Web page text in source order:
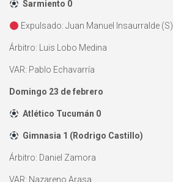
Sarmiento 0
Expulsado: Juan Manuel Insaurralde (S)
Árbitro: Luis Lobo Medina
VAR: Pablo Echavarría
Domingo 23 de febrero
Atlético Tucumán 0
Gimnasia 1 (Rodrigo Castillo)
Árbitro: Daniel Zamora
VAR: Nazareno Arasa